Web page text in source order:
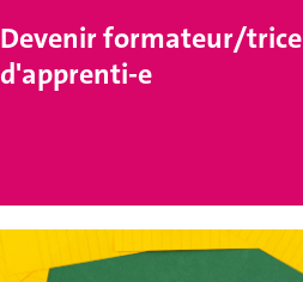
Devenir formateur/trice
d'apprenti-e